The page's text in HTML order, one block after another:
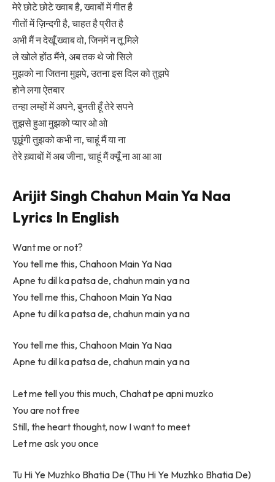
मेरे छोटे छोटे ख्वाब है, ख्वाबों में गीत है
गीतों में ज़िन्दगी है, चाहत है प्रीत है
अभी मैं न देखूँ ख्वाब वो, जिनमें न तू मिले
ले खोले होंठ मैंने, अब तक थे जो सिले
मुझको ना जितना मुझपे, उतना इस दिल को तुझपे
होने लगा ऐतबार
तन्हा लम्हों में अपने, बुनती हूँ तेरे सपने
तुझसे हुआ मुझको प्यार ओ ओ
पूछूंगी तुझको कभी ना, चाहूं मैं या ना
तेरे ख़्वाबों में अब जीना, चाहूं मैं क्यूँ ना आ आ आ
Arijit Singh Chahun Main Ya Naa
Lyrics In English
Want me or not?
You tell me this, Chahoon Main Ya Naa
Apne tu dil ka patsa de, chahun main ya na
You tell me this, Chahoon Main Ya Naa
Apne tu dil ka patsa de, chahun main ya na
You tell me this, Chahoon Main Ya Naa
Apne tu dil ka patsa de, chahun main ya na
Let me tell you this much, Chahat pe apni muzko
You are not free
Still, the heart thought, now I want to meet
Let me ask you once
Tu Hi Ye Muzhko Bhatia De (Thu Hi Ye Muzhko Bhatia De)